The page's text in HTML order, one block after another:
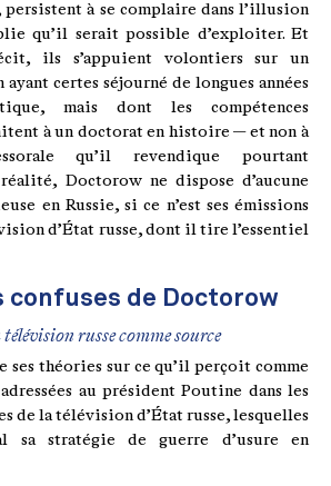
persistent à se complaire dans l’illusion
qu’il serait possible d’exploiter. Et
ils s’appuient volontiers sur un
certes séjourné de longues années
mais dont les compétences
à un doctorat en histoire — et non à
qu’il revendique pourtant
Doctorow ne dispose d’aucune
en Russie, si ce n’est ses émissions
d’État russe, dont il tire l’essentiel
confuses de Doctorow
russe comme source
ses théories sur ce qu’il perçoit comme
au président Poutine dans les
de la télévision d’État russe, lesquelles
sa stratégie de guerre d’usure en